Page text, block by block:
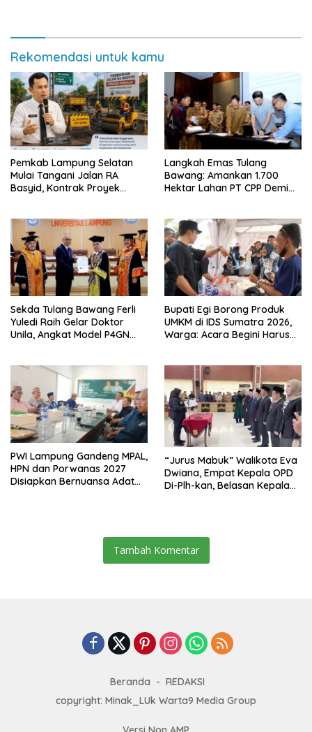
Rekomendasi untuk kamu
Pemkab Lampung Selatan
Mulai Tangani Jalan RA
Basyid, Kontrak Proyek
Langkah Emas Tulang
Bawang: Amankan 1.700
Hektar Lahan PT CPP Demi
Sekda Tulang Bawang Ferli
Yuledi Raih Gelar Doktor
Unila, Angkat Model P4GN
Bupati Egi Borong Produk
UMKM di IDS Sumatra 2026,
Warga: Acara Begini Harus
PWI Lampung Gandeng MPAL,
HPN dan Porwanas 2027
Disiapkan Bernuansa Adat
“Jurus Mabuk” Walikota Eva
Dwiana, Empat Kepala OPD
Di-Plh-kan, Belasan Kepala
Tambah Komentar
Beranda
REDAKSI
copyright: Minak_LUk Warta9 Media Group